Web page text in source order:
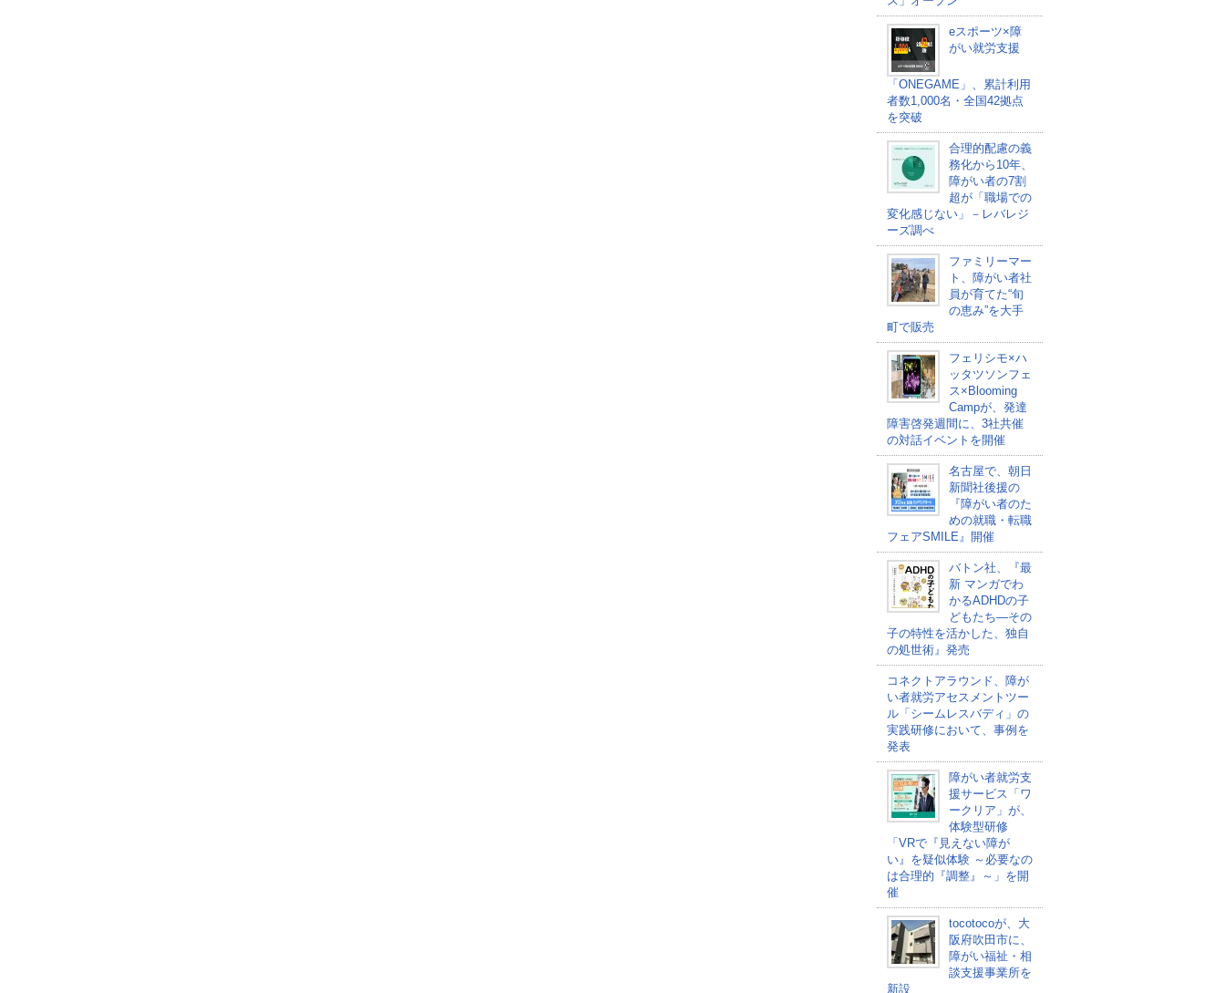
eスポーツ×障
がい就労支援
「ONEGAME」、累計利用
者数1,000名・全国42拠点
を突破
合理的配慮の義
務化から10年、
障がい者の7割
超が「職場での
変化感じない」－レバレジ
ーズ調べ
ファミリーマー
ト、障がい者社
員が育てた“旬
の恵み”を大手
町で販売
フェリシモ×ハ
ッタツソンフェ
ス×Blooming
Campが、発達
障害啓発週間に、3社共催
の対話イベントを開催
名古屋で、朝日
新聞社後援の
『障がい者のた
めの就職・転職
フェアSMILE』開催
バトン社、『最
新 マンガでわ
かるADHDの子
どもたち―その
子の特性を活かした、独自
の処世術』発売
コネクトアラウンド、障が
い者就労アセスメントツー
ル「シームレスバディ」の
実践研修において、事例を
発表
障がい者就労支
援サービス「ワ
ークリア」が、
体験型研修
「VRで『見えない障が
い』を疑似体験 ～必要なの
は合理的『調整』～」を開
催
tocotocoが、大
阪府吹田市に、
障がい福祉・相
談支援事業所を
新設